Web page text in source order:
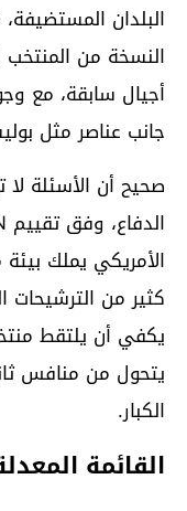
النسخة من
أجيال سابقة، مع
جانب عناصر مثل
صحيح أن الأسئلة
الأمريكي يملك
كثير من
يكفي أن يلتقط
يتحول من منافس
الكبار.
القائمة